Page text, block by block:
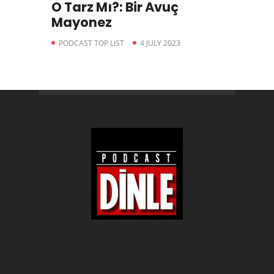
O Tarz Mı?: Bir Avuç
Mayonez
PODCAST TOP LIST 4 JULY 2023